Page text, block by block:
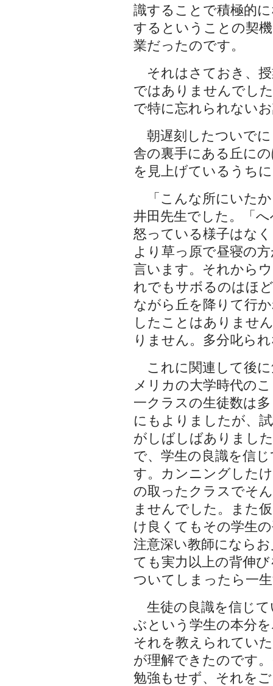
識することで積極的
するということの契
業だったのです。
それはさておき、
ではありませんでし
で特に忘れられない
朝遅刻したついでに
舎の裏手にある丘に
を見上げているうち
「こんな所にいた
井田先生でした。「
怒っている様子はな
より草っ原で昼寝の
言います。それから
れでもサボるのはほ
ながら丘を降りて行
したことはありませ
りません。多分叱ら
これに関連して後
メリカの大学時代の
一クラスの生徒数は
にもよりましたが、
がしばしばありまし
で、学生の良識を信
す。カンニングした
の取ったクラスでそ
ませんでした。また
け良くてもその学生
注意深い教師になら
ても実力以上の背伸
ついてしまったら一
生徒の良識を信じて
ぶという学生の本分
それを教えられてい
が理解できたのです
勉強もせず、それを